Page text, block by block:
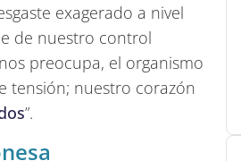
exagerado a nivel
de nuestro control
preocupa, el organismo
tensión; nuestro corazón
”.